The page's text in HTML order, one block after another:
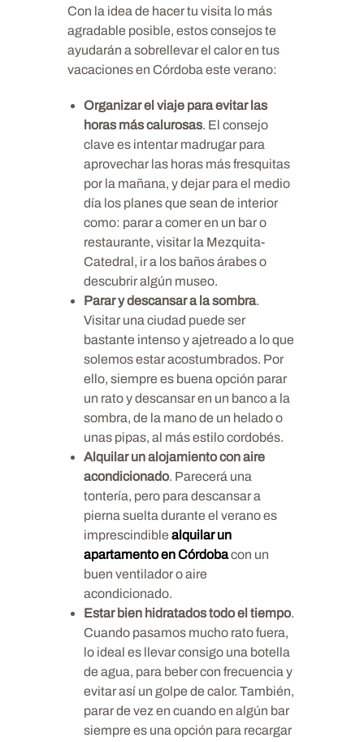
Con la idea de hacer tu visita lo más
agradable posible, estos consejos te
ayudarán a sobrellevar el calor en tus
vacaciones en Córdoba este verano:
Organizar el viaje para evitar las
horas más calurosas. El consejo
clave es intentar madrugar para
aprovechar las horas más fresquitas
por la mañana, y dejar para el medio
día los planes que sean de interior
como: parar a comer en un bar o
restaurante, visitar la Mezquita-
Catedral, ir a los baños árabes o
descubrir algún museo.
Parar y descansar a la sombra.
Visitar una ciudad puede ser
bastante intenso y ajetreado a lo que
solemos estar acostumbrados. Por
ello, siempre es buena opción parar
un rato y descansar en un banco a la
sombra, de la mano de un helado o
unas pipas, al más estilo cordobés.
Alquilar un alojamiento con aire
acondicionado. Parecerá una
tontería, pero para descansar a
pierna suelta durante el verano es
imprescindiblealquilar un
apartamento en Córdobacon un
buen ventilador o aire
acondicionado.
Estar bien hidratados todo el tiempo.
Cuando pasamos mucho rato fuera,
lo ideal es llevar consigo una botella
de agua, para beber con frecuencia y
evitar así un golpe de calor. También,
parar de vez en cuando en algún bar
siempre es una opción para recargar